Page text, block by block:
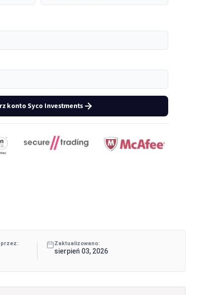
konto Syco Investments
Zaktualizowano:
sierpień 03, 2026